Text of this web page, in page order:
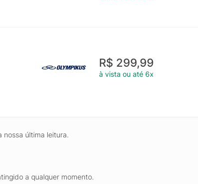
R$ 299,99
à vista ou até 6x
nossa última leitura.
a qualquer momento.